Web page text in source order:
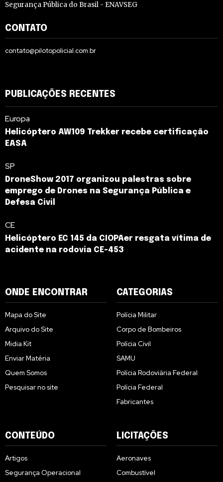
Segurança Pública do Brasil - ENAVSEG
CONTATO
contato@pilotopolicial.com.br
PUBLICAÇÕES RECENTES
Europa
Helicóptero AW109 Trekker recebe certificação
EASA
SP
DroneShow 2017 organizou palestras sobre
emprego de Drones na Segurança Pública e
Defesa Civil
CE
Helicóptero EC 145 da CIOPAer resgata vítima de
acidente na rodovia CE-453
ONDE ENCONTRAR
Mapa do Site
Arquivo do Site
Midia Kit
Enviar Matéria
Quem Somos
Pesquisar no site
CATEGORIAS
Polícia Militar
Corpo de Bombeiros
Polícia Civil
SAMU
Polícia Rodoviária Federal
Polícia Federal
Fabricantes
CONTEÚDO
Artigos
Segurança Operacional
LICITAÇÕES
Aeronaves
Combustível